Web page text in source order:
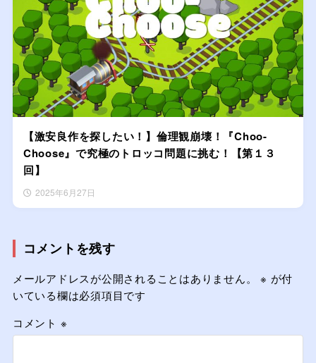
【激安良作を探したい！】倫理観崩壊！『Choo-
Choose』で究極のトロッコ問題に挑む！【第１３
回】
2025年6月27日
コメントを残す
メールアドレスが公開されることはありません。 ※ が付
いている欄は必須項目です
コメント ※